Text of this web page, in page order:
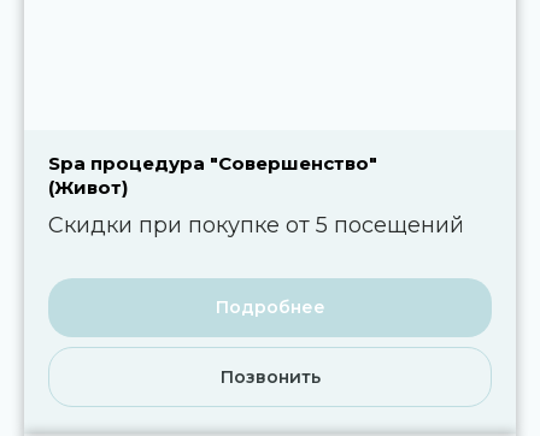
Spa процедура "Совершенство"
(Живот)
Скидки при покупке от 5 посещений
Подробнее
Позвонить